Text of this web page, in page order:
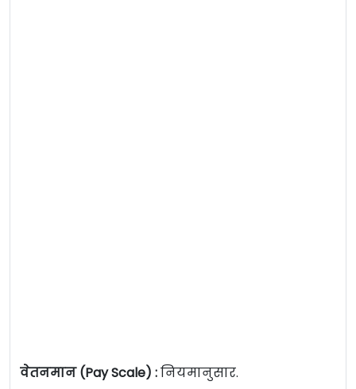
वेतनमान (Pay Scale) :नियमानुसार.